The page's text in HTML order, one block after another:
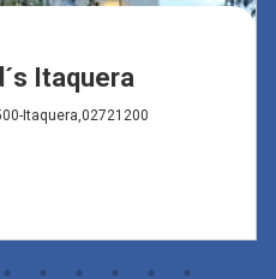
Itaquera
Itaquera,02721200